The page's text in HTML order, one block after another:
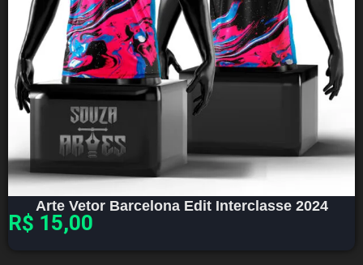
Arte Vetor Barcelona Edit Interclasse 2024
R$ 15,00